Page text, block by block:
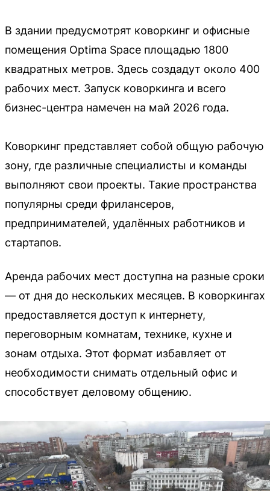
В здании предусмотрят коворкинг и офисные
помещения Optima Space площадью 1800
квадратных метров. Здесь создадут около 400
рабочих мест. Запуск коворкинга и всего
бизнес-центра намечен на май 2026 года.
Коворкинг представляет собой общую рабочую
зону, где различные специалисты и команды
выполняют свои проекты. Такие пространства
популярны среди фрилансеров,
предпринимателей, удалённых работников и
стартапов.
Аренда рабочих мест доступна на разные сроки
— от дня до нескольких месяцев. В коворкингах
предоставляется доступ к интернету,
переговорным комнатам, технике, кухне и
зонам отдыха. Этот формат избавляет от
необходимости снимать отдельный офис и
способствует деловому общению.